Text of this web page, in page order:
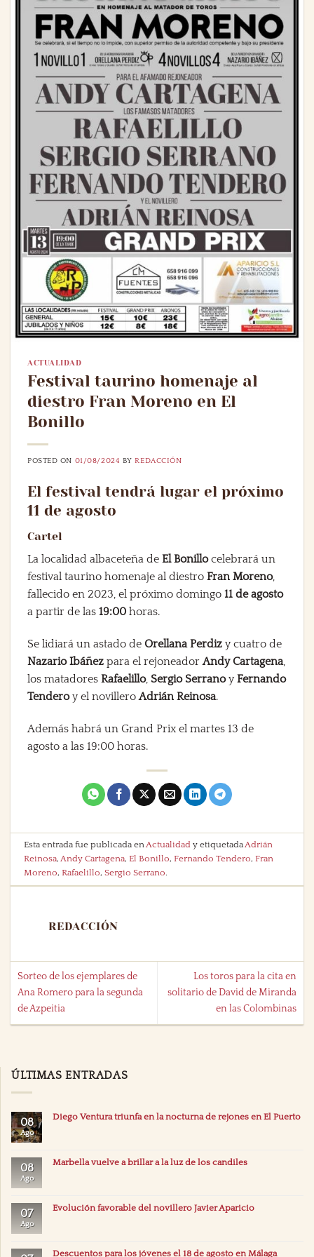
ACTUALIDAD
Festival taurino homenaje al
diestro Fran Moreno en El
Bonillo
POSTED ON 01/08/2024 BYREDACCIÓN
El festival tendrá lugar el próximo
11 de agosto
Cartel
La localidad albaceteña de El Bonillocelebrará un
festival taurino homenaje al diestro Fran Moreno,
fallecido en 2023, el próximo domingo 11 de agosto
a partir de las 19:00 horas.
Se lidiará un astado de Orellana Perdiz y cuatro de
Nazario Ibáñez para el rejoneadorAndy Cartagena,
los matadores Rafaelillo, Sergio Serranoy Fernando
Tenderoy el novilleroAdrián Reinosa.
Además habrá un Grand Prix el martes 13 de
agosto a las 19:00 horas.
Esta entrada fue publicada enActualidad y etiquetadaAdrián
Reinosa,Andy Cartagena,El Bonillo,Fernando Tendero,Fran
Moreno,Rafaelillo,Sergio Serrano.
REDACCIÓN
Sorteo de los ejemplares de
Ana Romero para la segunda
de Azpeitia
Los toros para la cita en
solitario de David de Miranda
en las Colombinas
ÚLTIMAS ENTRADAS
08
Ago
Diego Ventura triunfa en la nocturna de rejones en El Puerto
08
Ago
Marbella vuelve a brillar a la luz de los candiles
07
Ago
Evolución favorable del novillero Javier Aparicio
Descuentos para los jóvenes el 18 de agosto en Málaga